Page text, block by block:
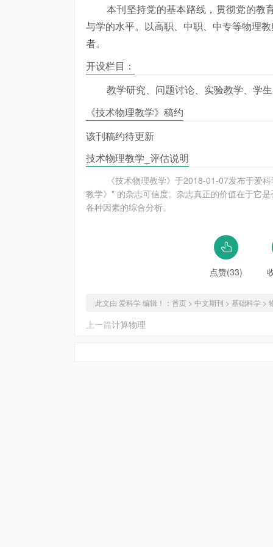
本刊坚持党的基本路线，贯彻党的教
与学的水平。以高职、中职、中专等物理
者。
开设栏目：
教学研究、问题讨论、实验教学、学
《技术物理教学》稿约
该刊稿约待更新
技术物理教学_评估说明
《技术物理教学》于2018-01-07发布于爱
教学》" 的杂志可信度。杂志真正的价值在于它
各种因素的综合分析。
点赞(33)
此文由 爱科学 编辑！： 首页 > 中文期刊 > 基础科学 >
上一篇计算物理